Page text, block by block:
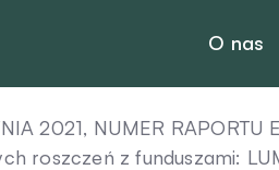
O nas
2021, NUMER
roszczeń z funduszami: